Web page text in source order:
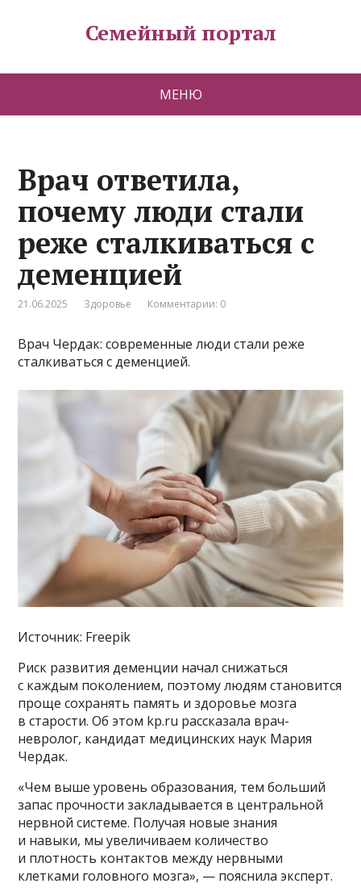
Семейный портал
МЕНЮ
Врач ответила,
почему люди стали
реже сталкиваться с
деменцией
21.06.2025 Здоровье Комментарии: 0
Врач Чердак: современные люди стали реже
сталкиваться с деменцией.
Источник: Freepik
Риск развития деменции начал снижаться
с каждым поколением, поэтому людям становится
проще сохранять память и здоровье мозга
в старости. Об этом kp.ru рассказала врач-
невролог, кандидат медицинских наук Мария
Чердак.
«Чем выше уровень образования, тем больший
запас прочности закладывается в центральной
нервной системе. Получая новые знания
и навыки, мы увеличиваем количество
и плотность контактов между нервными
клетками головного мозга», — пояснила эксперт.